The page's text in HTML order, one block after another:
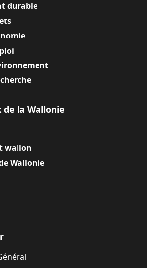
durable
de la Wallonie
wallon
Wallonie